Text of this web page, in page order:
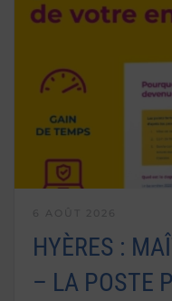
HYÈRES :
– LA POSTE